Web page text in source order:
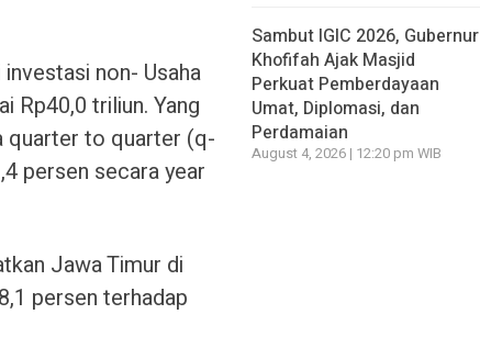
non- Usaha
Rp40,0 triliun. Yang
quarter to quarter (q-
persen secara year
Jawa Timur di
persen terhadap
Sambut IGIC 2026, Gubernur
Khofifah Ajak Masjid
Perkuat Pemberdayaan
Umat, Diplomasi, dan
Perdamaian
August 4, 2026 | 12:20 pm WIB